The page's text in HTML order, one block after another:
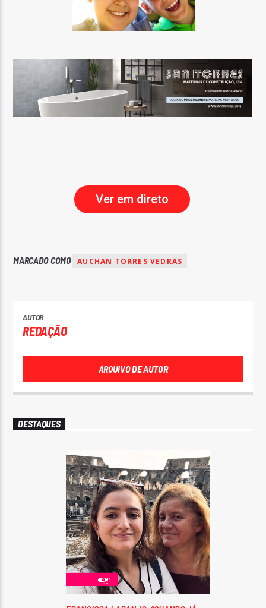
Ver em direto
MARCADO COMO AUCHAN TORRES VEDRAS
AUTOR
REDAÇÃO
ARQUIVO DE AUTOR
DESTAQUES